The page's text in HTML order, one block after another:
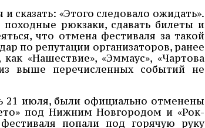
сказать: «Этого следовало ожидать».
рюкзаки, сдавать билеты и
что отмена фестиваля за такой
по репутации организаторов, ранее
«Нашествие», «Эммаус», «Чартова
выше перечисленных событий не
21 июля, были официально отменены
под Нижним Новгородом и «Рок-
попали под горячую руку